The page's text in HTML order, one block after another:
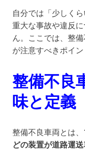
自分では「少しく
重大な事故や違反
ん。ここでは、整
が注意すべきポイン
整備不良
味と定義
整備不良車両とは、
どの装置が道路運